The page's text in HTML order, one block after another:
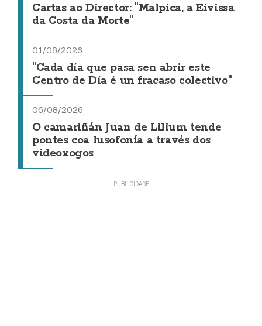
Cartas ao Director: "Malpica, a Eivissa
da Costa da Morte"
01/08/2026
"Cada día que pasa sen abrir este
Centro de Día é un fracaso colectivo"
06/08/2026
O camariñán Juan de Lilium tende
pontes coa lusofonía a través dos
videoxogos